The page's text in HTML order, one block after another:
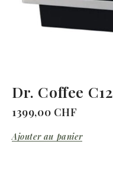
Dr. Coffee C12
1399,00 CHF
Ajouter au panier